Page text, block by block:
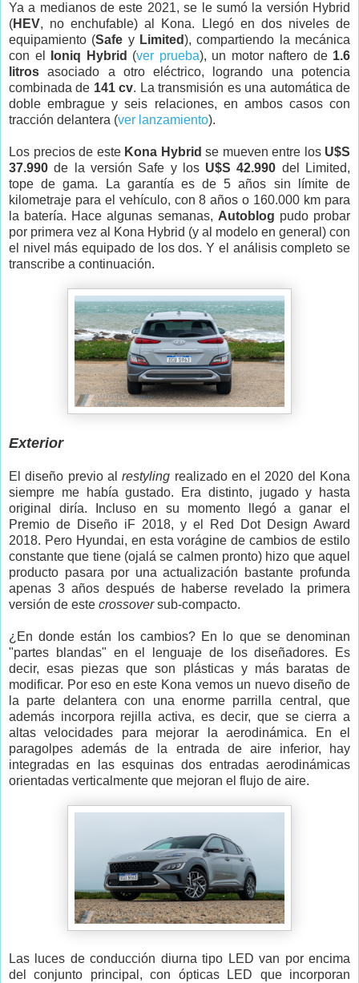
Ya a medianos de este 2021, se le sumó la versión Hybrid
(HEV, no enchufable) al Kona. Llegó en dos niveles de
equipamiento (Safe y Limited ), compartiendo la mecánica
con el
Ioniq Hybrid (ver prueba), un motor naftero de 1.6
litrosasociado a otro eléctrico, logrando una potencia
combinada de 141 cv. La transmisión es una automática de
doble embrague y seis relaciones, en ambos casos con
tracción delantera (ver lanzamiento).
Los precios de este Kona Hybrid se mueven entre los U$S
37.990 de la versión Safe y los U$S 42.990 del Limited,
tope de gama. La garantía es de5 años sin límite de
kilometraje para el vehículo, con 8 años o 160.000 km para
la batería. Hace algunas semanas, Autoblog pudo probar
por primera vez al Kona Hybrid (y al modelo en general) con
el nivel más equipado de los dos. Y el análisis completo se
transcribe a continuación.
Exterior
El diseño previo alrestyling realizado en el 2020 del Kona
siempre me había gustado. Era distinto, jugado y hasta
original diría. Incluso en su momento llegó a ganar el
Premio de Diseño iF 2018, y el Red Dot Design Award
2018. Pero Hyundai, en esta vorágine de cambios de estilo
constante que tiene (ojalá se calmen pronto) hizo que aquel
producto pasara por una actualización bastante profunda
apenas 3 años después de haberse revelado la primera
versión de este crossoversub-compacto.
¿En donde están los cambios? En lo que se denominan
"partes blandas" en el lenguaje de los diseñadores. Es
decir, esas piezas que son plásticas y más baratas de
modificar. Por eso en este Kona vemos un nuevo diseño de
la parte delantera con una enorme parrilla central, que
además incorpora rejilla activa, es decir, que se cierra a
altas velocidades para mejorar la aerodinámica. En el
paragolpes además de la entrada de aire inferior, hay
integradas en las esquinas dos entradas aerodinámicas
orientadas verticalmente que mejoran el flujo de aire.
Las luces de conducción diurna tipo LED van por encima
del conjunto principal, con ópticas LED que incorporan